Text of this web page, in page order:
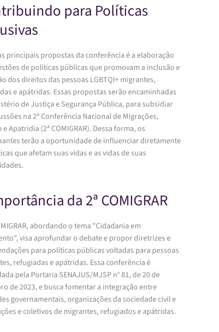
para Políticas
principais propostas da conferência é a elaboração
de políticas públicas que promovam a inclusão e
dos direitos das pessoas LGBTQI+ migrantes,
e apátridas. Essas propostas serão encaminhadas
de Justiça e Segurança Pública, para subsidiar
na 2ª Conferência Nacional de Migrações,
e Apatridia (2ª COMIGRAR). Dessa forma, os
terão a oportunidade de influenciar diretamente
que afetam suas vidas e as vidas de suas
da 2ª COMIGRAR
abordando o tema "Cidadania em
visa aprofundar o debate e propor diretrizes e
para políticas públicas voltadas para pessoas
refugiadas e apátridas. Essa conferência é
pela Portaria SENAJUS/MJSP n° 81, de 20 de
de 2023, e busca fomentar a integração entre
governamentais, organizações da sociedade civil e
e coletivos de migrantes, refugiados e apátridas.